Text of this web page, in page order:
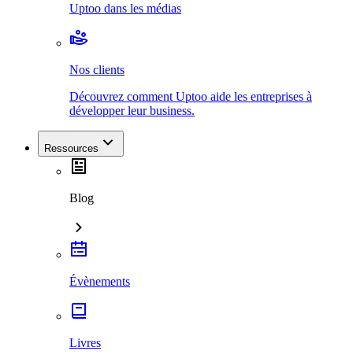
Uptoo dans les médias
Nos clients
Découvrez comment Uptoo aide les entreprises à
développer leur business.
Ressources
Blog
Évènements
Livres